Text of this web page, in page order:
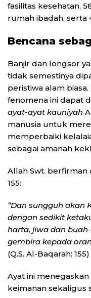
fasilitas kesehatan,
rumah ibadah, serta
Bencana
Banjir dan longsor
tidak semestinya
peristiwa alam
fenomena ini dapat
ayat-ayat kauniyah
manusia untuk
memperbaiki
sebagai amanah
Allah Swt. berfirman
155:
“Dan sungguh akan
dengan sedikit
harta, jiwa dan
gembira kepada
(Q.S. Al-Baqarah: 155)
Ayat ini
keimanan sekaligus